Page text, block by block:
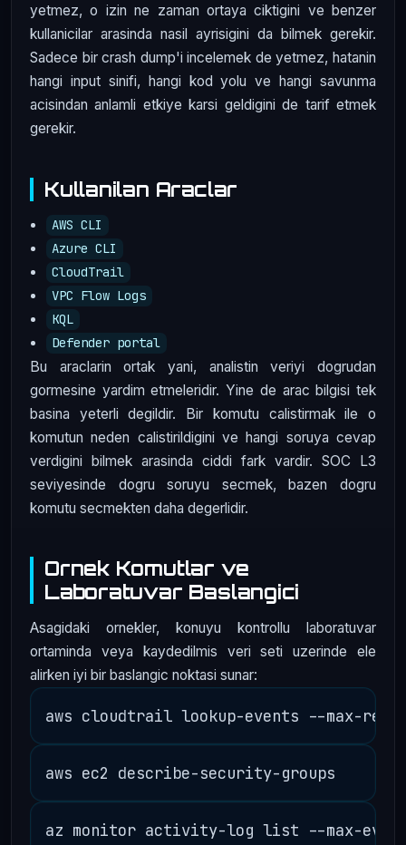
yetmez, o izin ne zaman ortaya ciktigini ve benzer
kullanicilar arasinda nasil ayrisigini da bilmek gerekir.
Sadece bir crash dump'i incelemek de yetmez, hatanin
hangi input sinifi, hangi kod yolu ve hangi savunma
acisindan anlamli etkiye karsi geldigini de tarif etmek
gerekir.
Kullanilan Araclar
AWS CLI
Azure CLI
CloudTrail
VPC Flow Logs
KQL
Defender portal
Bu araclarin ortak yani, analistin veriyi dogrudan
gormesine yardim etmeleridir. Yine de arac bilgisi tek
basina yeterli degildir. Bir komutu calistirmak ile o
komutun neden calistirildigini ve hangi soruya cevap
verdigini bilmek arasinda ciddi fark vardir. SOC L3
seviyesinde dogru soruyu secmek, bazen dogru
komutu secmekten daha degerlidir.
Ornek Komutlar ve
Laboratuvar Baslangici
Asagidaki ornekler, konuyu kontrollu laboratuvar
ortaminda veya kaydedilmis veri seti uzerinde ele
alirken iyi bir baslangic noktasi sunar: